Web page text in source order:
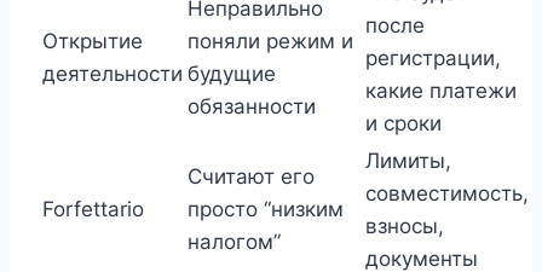
Открытие
деятельности
Неправильно
поняли режим и
будущие
обязанности
после
регистрации,
какие платежи
и сроки
Forfettario
Считают его
просто “низким
налогом”
Лимиты,
совместимость,
взносы,
документы